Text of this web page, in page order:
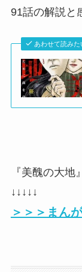
91話の解説と
あわせて読みた
『美醜の大地
↓↓↓↓↓
＞＞＞まん